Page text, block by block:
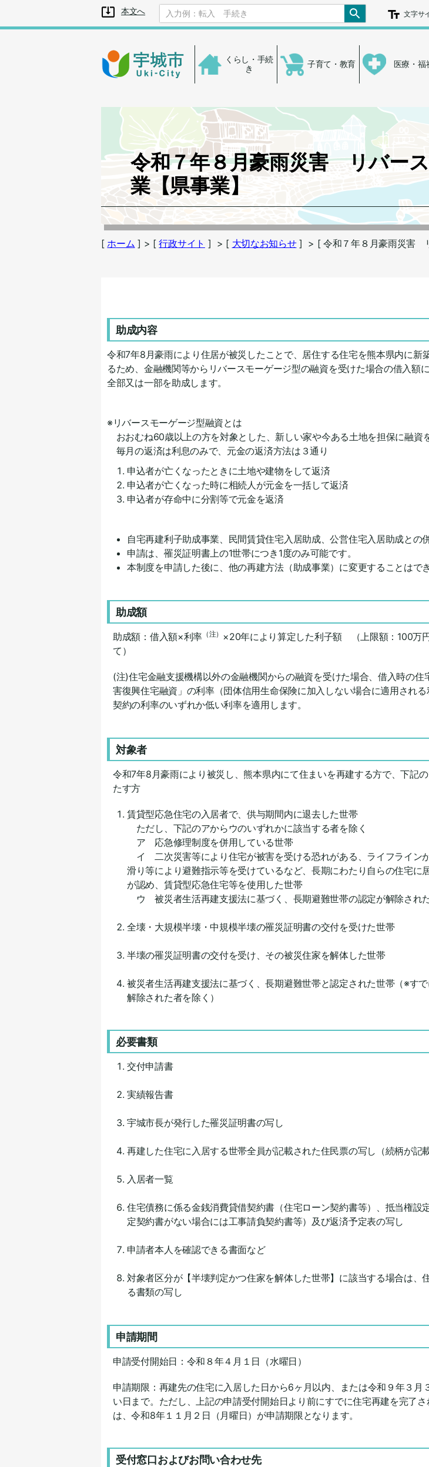
メニューを飛ばして本文へ
本文へ 文字サ
くらし・手続
き
子育て・教育 医療・福
令和７年８月豪雨災害 リバー
業【県事業】
[ ホーム ] > [行政サイト ] > [ 大切なお知らせ] > [ 令和７年８月豪雨災害
助成内容
令和7年8月豪雨により住居が被災したことで、居住する住宅を熊本県内に新
るため、金融機関等からリバースモーゲージ型の融資を受けた場合の借入額
全部又は一部を助成します。
※リバースモーゲージ型融資とは
おおむね60歳以上の方を対象とした、新しい家や今ある土地を担保に融資
毎月の返済は利息のみで、元金の返済方法は３通り
申込者が亡くなったときに土地や建物をして返済
申込者が亡くなった時に相続人が元金を一括して返済
申込者が存命中に分割等で元金を返済
自宅再建利子助成事業、民間賃貸住宅入居助成、公営住宅入居助成との
申請は、罹災証明書上の1世帯につき1度のみ可能です。
本制度を申請した後に、他の再建方法（助成事業）に変更することはでき
助成額
助成額：借入額×利率 （注） ×20年により算定した利子額 （上限額：100万
て）
(注)住宅金融支援機構以外の金融機関からの融資を受けた場合、借入時の住
害復興住宅融資」の利率（団体信用生命保険に加入しない場合に適用され
契約の利率のいずれか低い利率を適用します。
対象者
令和7年8月豪雨により被災し、熊本県内にて住まいを再建する方で、下記
たす方
賃貸型応急住宅の入居者で、供与期間内に退去した世帯
ただし、下記のアからウのいずれかに該当する者を除く
ア 応急修理制度を併用している世帯
イ 二次災害等により住宅が被害を受ける恐れがある、ライフライン
滑り等により避難指示等を受けているなど、長期にわたり自らの住宅に
が認め、賃貸型応急住宅等を使用した世帯
ウ 被災者生活再建支援法に基づく、長期避難世帯の認定が解除され
全壊・大規模半壊・中規模半壊の罹災証明書の交付を受けた世帯
半壊の罹災証明書の交付を受け、その被災住家を解体した世帯
被災者生活再建支援法に基づく、長期避難世帯と認定された世帯（※す
解除された者を除く）
必要書類
交付申請書
実績報告書
宇城市長が発行した罹災証明書の写し
再建した住宅に入居する世帯全員が記載された住民票の写し（続柄が記
入居者一覧
住宅債務に係る金銭消費貸借契約書（住宅ローン契約書等）、抵当権設
定契約書がない場合には工事請負契約書等）及び返済予定表の写し
申請者本人を確認できる書面など
対象者区分が【半壊判定かつ住家を解体した世帯】に該当する場合は、
る書類の写し
申請期間
申請受付開始日：令和８年４月１日（水曜日）
申請期限：再建先の住宅に入居した日から6ヶ月以内、または令和９年３月
い日まで。ただし、上記の申請受付開始日より前にすでに住宅再建を完了
は、令和8年１１月２日（月曜日）が申請期限となります。
受付窓口およびお問い合わせ先